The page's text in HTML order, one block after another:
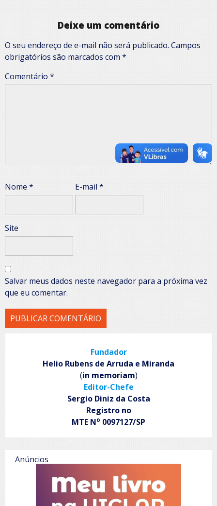
Deixe um comentário
O seu endereço de e-mail não será publicado. Campos
obrigatórios são marcados com *
Comentário *
Nome * E-mail *
Site
Salvar meus dados neste navegador para a próxima vez
que eu comentar.
Fundador
Helio Rubens de Arruda e Miranda
(in memoriam)
Editor-Chefe
Sergio Diniz da Costa
Registro no
MTE No 0097127/SP
Anúncios